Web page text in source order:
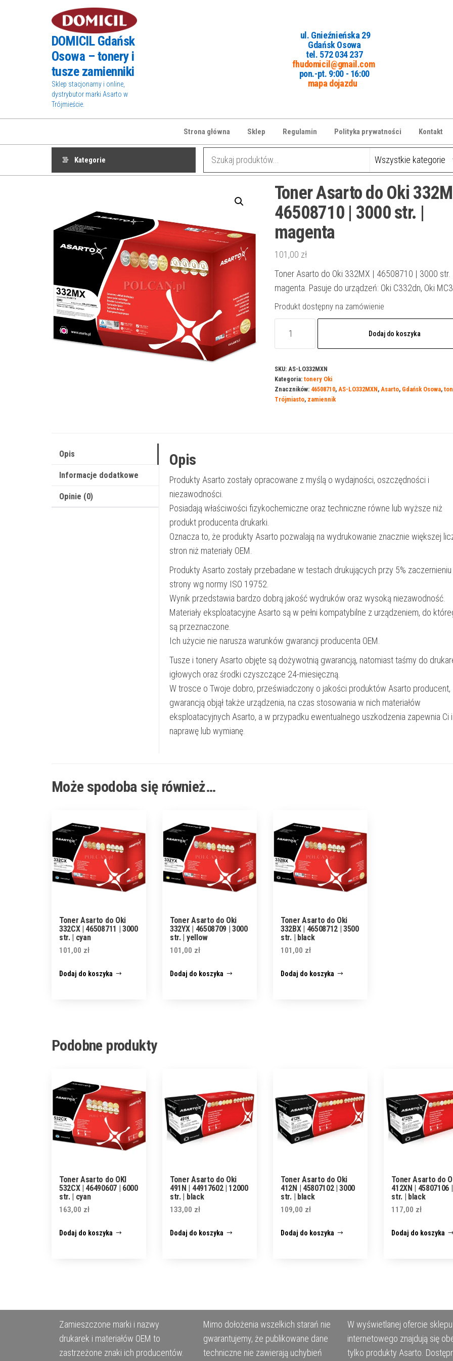
DOMICIL Gdańsk
Osowa – tonery i
tusze zamienniki
Sklep stacjonarny i online,
dystrybutor marki Asarto w
Trójmieście.
ul. Gnieźnieńska 29
Gdańsk Osowa
tel. 572 034 237
fhudomicil@gmail.com
pon.-pt. 9:00 - 16:00
mapa dojazdu
Strona główna Sklep Regulamin Polityka prywatności Kontakt
Kategorie
Toner Asarto do Oki
46508710 | 3000 str. |
magenta
101,00 zł
Toner Asarto do Oki 332MX | 46508710 | 3000 str.
magenta. Pasuje do urządzeń: Oki C332dn, Oki
Produkt dostępny na zamówienie
Toner
do
Oki
332MX
|
Dodaj do koszyka
SKU: AS-LO332MXN
Kategoria: tonery Oki
Znaczników: 46508710, AS-LO332MXN, Asarto, Gdańsk Osowa,
Trójmiasto, zamiennik
Opis
Informacje dodatkowe
Opinie (0)
Opis
Produkty Asarto zostały opracowane z myślą o wydajności, oszczędności i
niezawodności.
Posiadają właściwości fizykochemiczne oraz techniczne równe lub wyższe niż
produkt producenta drukarki.
Oznacza to, że produkty Asarto pozwalają na wydrukowanie znacznie większej
stron niż materiały OEM.
Produkty Asarto zostały przebadane w testach drukujących przy 5% zaczernieniu
strony wg normy ISO 19752.
Wynik przedstawia bardzo dobrą jakość wydruków oraz wysoką niezawodność.
Materiały eksploatacyjne Asarto są w pełni kompatybilne z urządzeniem, do
są przeznaczone.
Ich użycie nie narusza warunków gwarancji producenta OEM.
Tusze i tonery Asarto objęte są dożywotnią gwarancją, natomiast taśmy do
igłowych oraz środki czyszczące 24-miesięczną.
W trosce o Twoje dobro, przeświadczony o jakości produktów Asarto producent,
gwarancją objął także urządzenia, na czas stosowania w nich materiałów
eksploatacyjnych Asarto, a w przypadku ewentualnego uszkodzenia zapewnia Ci
naprawę lub wymianę.
Może spodoba się również…
Toner Asarto do Oki
332CX | 46508711 | 3000
str. | cyan
101,00 zł
Dodaj do koszyka
Toner Asarto do Oki
332YX | 46508709 | 3000
str. | yellow
101,00 zł
Dodaj do koszyka
Toner Asarto do Oki
332BX | 46508712 | 3500
str. | black
101,00 zł
Dodaj do koszyka
Podobne produkty
Toner Asarto do OKI
532CX | 46490607 | 6000
str. | cyan
163,00 zł
Dodaj do koszyka
Toner Asarto do Oki
491N | 44917602 | 12000
str. | black
133,00 zł
Dodaj do koszyka
Toner Asarto do Oki
412N | 45807102 | 3000
str. | black
109,00 zł
Dodaj do koszyka
Toner Asarto do
412XN | 45807106
str. | black
117,00 zł
Dodaj do koszyka
Zamieszczone marki i nazwy
drukarek i materiałów OEM to
zastrzeżone znaki ich producentów.
Mimo dołożenia wszelkich starań nie
gwarantujemy, że publikowane dane
techniczne nie zawierają uchybień
W wyświetlanej ofercie sklepu
internetowego znajdują się
tylko produkty Asarto.